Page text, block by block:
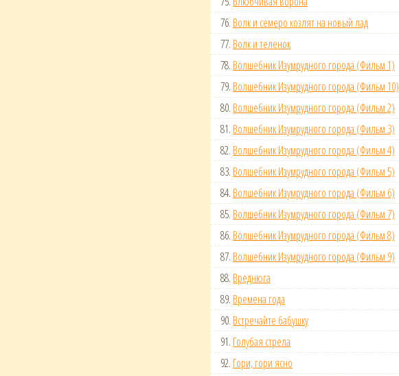
76. Волк и семеро козлят на новый лад
77. Волк и теленок
78. Волшебник Изумрудного города (Фильм 1)
79. Волшебник Изумрудного города (Фильм 10)
80. Волшебник Изумрудного города (Фильм 2)
81. Волшебник Изумрудного города (Фильм 3)
82. Волшебник Изумрудного города (Фильм 4)
83. Волшебник Изумрудного города (Фильм 5)
84. Волшебник Изумрудного города (Фильм 6)
85. Волшебник Изумрудного города (Фильм 7)
86. Волшебник Изумрудного города (Фильм 8)
87. Волшебник Изумрудного города (Фильм 9)
88. Вреднюга
89. Времена года
90. Встречайте бабушку
91. Голубая стрела
92. Гори, гори ясно